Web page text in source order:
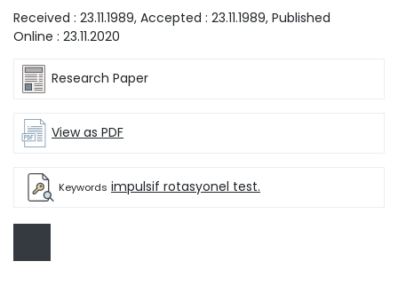
Received : 23.11.1989, Accepted : 23.11.1989, Published
Online : 23.11.2020
Research Paper
View as PDF
Keywords impulsif rotasyonel test.